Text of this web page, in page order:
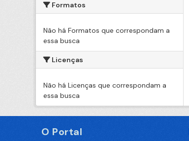
Formatos
Não há Formatos que correspondam a
essa busca
Licenças
Não há Licenças que correspondam a
essa busca
O Portal